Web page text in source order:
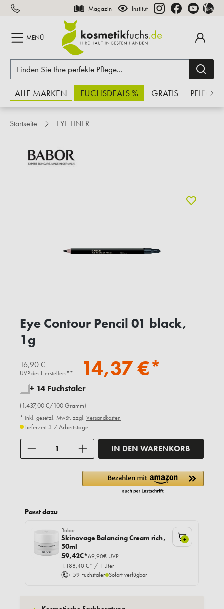
springen Magazin Institut
MENÜ
ALLE MARKEN FUCHSDEALS % GRATIS PFLEGE
Startseite EYE LINER
Eye Contour Pencil 01 black,
1g
16,90 €
UVP des Herstellers** 14,37 €*
+ 14 Fuchstaler
(1.437,00 €/100 Gramm)
* inkl. gesetzl. MwSt. zzgl. Versandkosten
Lieferzeit 3-7 Arbeitstage
IN DEN WARENKORB
Passt dazu
Babor
Skinovage Balancing Cream rich,
50ml
59,42€*69,90€ UVP
1.188,40 €* / 1 Liter
+ 59 Fuchstaler Sofort verfügbar
+